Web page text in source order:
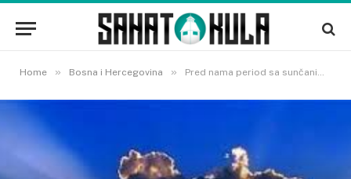
Home » Bosna i Hercegovina » Pred nama period sa sunčanim danima, ali hladnim jutrima: Evo kada se očekuju padavine